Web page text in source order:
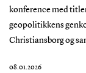
konference med
geopolitikkens
Christiansborg og
08.01.2026